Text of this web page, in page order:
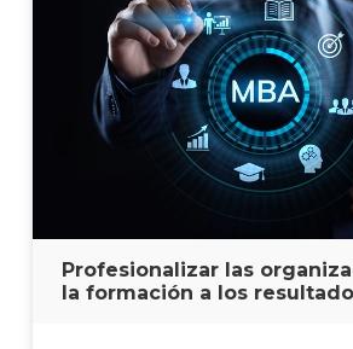
Profesionalizar las
la formación a los